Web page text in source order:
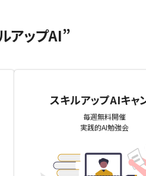
アップAI”
スキルアップAIキャ
毎週無料開催
実践的AI勉強会